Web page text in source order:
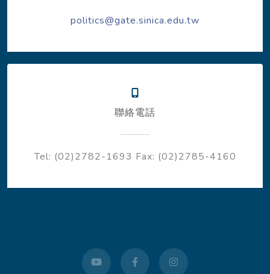
politics@gate.sinica.edu.tw
聯絡電話
Tel: (02)2782-1693 Fax: (02)2785-4160
youtube facebookinstagram